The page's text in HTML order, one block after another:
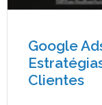
Google
Clientes